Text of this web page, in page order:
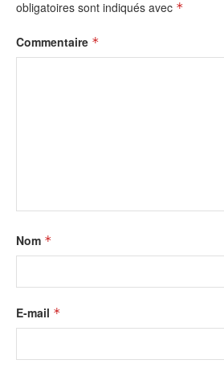
obligatoires sont indiqués avec *
Commentaire *
Nom *
E-mail *